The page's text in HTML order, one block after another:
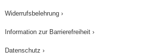
Widerrufsbelehrung ›
Information zur Barrierefreiheit ›
Datenschutz ›